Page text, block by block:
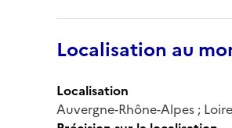
Localisation au
Localisation
Auvergne-Rhône-Alpes ;